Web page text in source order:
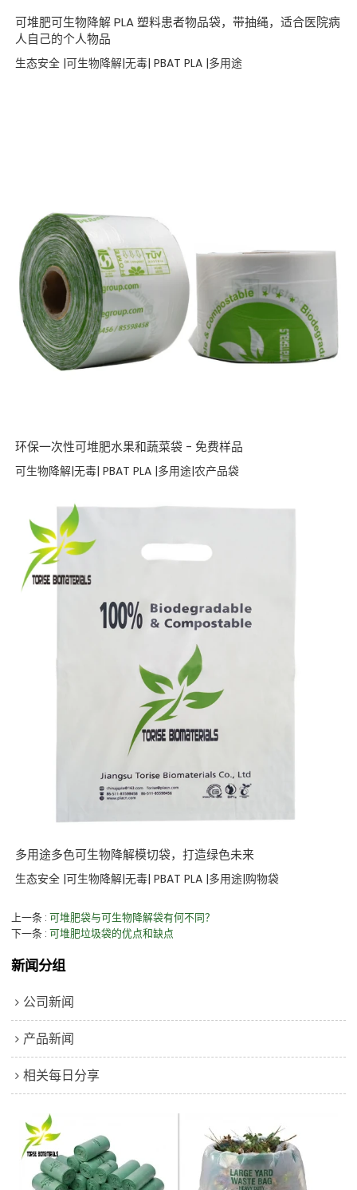
可堆肥可生物降解 PLA 塑料患者物品袋，带抽绳，适合医院病
人自己的个人物品
生态安全 |可生物降解|无毒| PBAT PLA |多用途
环保一次性可堆肥水果和蔬菜袋 - 免费样品
可生物降解|无毒| PBAT PLA |多用途|农产品袋
多用途多色可生物降解模切袋，打造绿色未来
生态安全 |可生物降解|无毒| PBAT PLA |多用途|购物袋
上一条 可堆肥袋与可生物降解袋有何不同？
下一条 可堆肥垃圾袋的优点和缺点
新闻分组
公司新闻
产品新闻
相关每日分享